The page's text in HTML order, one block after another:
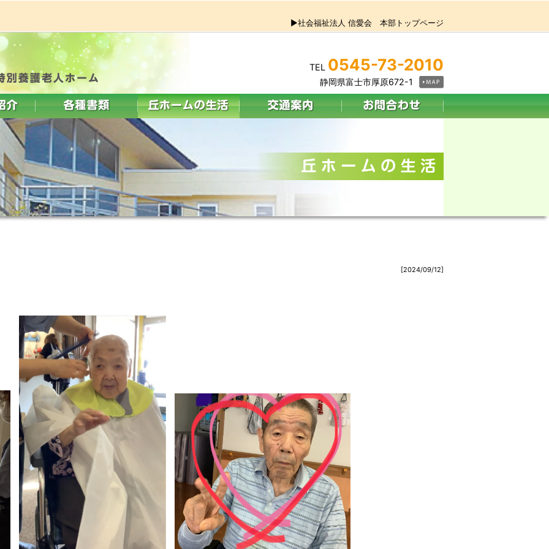
▶社会福祉法人 信愛会 本部トップページ
TEL 0545-73-2010
静岡県富士市厚原672-1
[2024/09/12]